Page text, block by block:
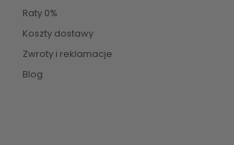
Raty 0%
Koszty dostawy
Zwroty i reklamacje
Blog